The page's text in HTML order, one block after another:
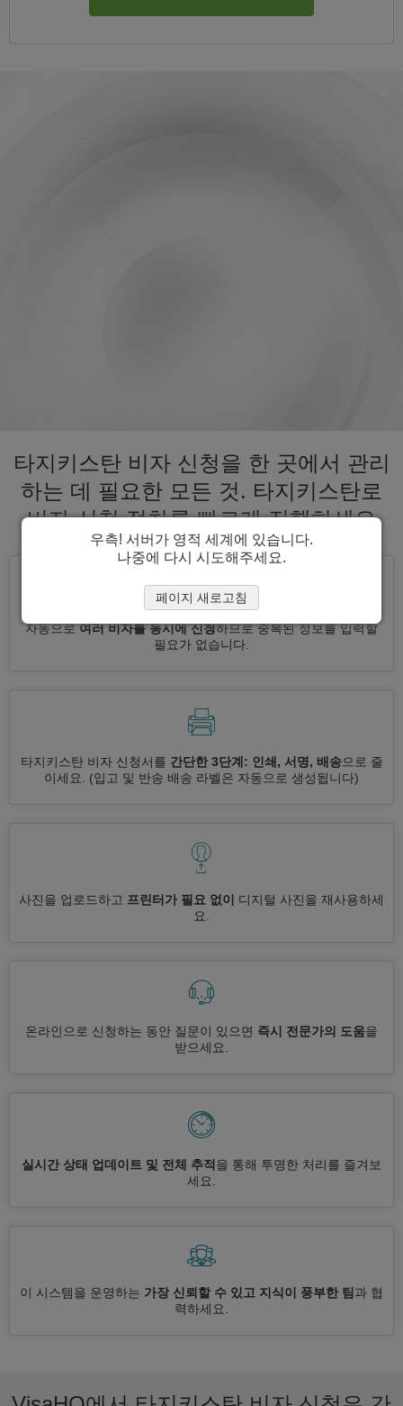
타지키스탄 비자 신청을 한 곳에서 관리
하는 데 필요한 모든 것. 타지키스탄로
비자 신청 절차를 빠르게 진행하세요
자동으로여러 비자를 동시에 신청하므로 중복된 정보를 입력할
필요가 없습니다.
타지키스탄 비자 신청서를 간단한 3단계: 인쇄, 서명, 배송으로 줄
이세요.
(입고 및 반송 배송 라벨은 자동으로 생성됩니다)
사진을 업로드하고 프린터가 필요 없이
디지털 사진을 재사용하세
요.
온라인으로 신청하는 동안 질문이 있으면 즉시 전문가의 도움을
받으세요.
실시간 상태 업데이트 및 전체 추적 을 통해 투명한 처리를 즐겨보
세요.
이 시스템을 운영하는 가장 신뢰할 수 있고 지식이 풍부한 팀 과 협
력하세요.
우측! 서버가 영적 세계에 있습니다.
나중에 다시 시도해주세요.
페이지 새로고침